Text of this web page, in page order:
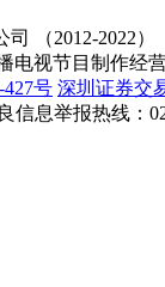
（2012-2022）
电视节目制作经
号 深圳证券交
信息举报热线：